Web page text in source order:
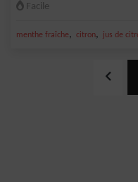
Facile
menthe fraîche, citron, jus de